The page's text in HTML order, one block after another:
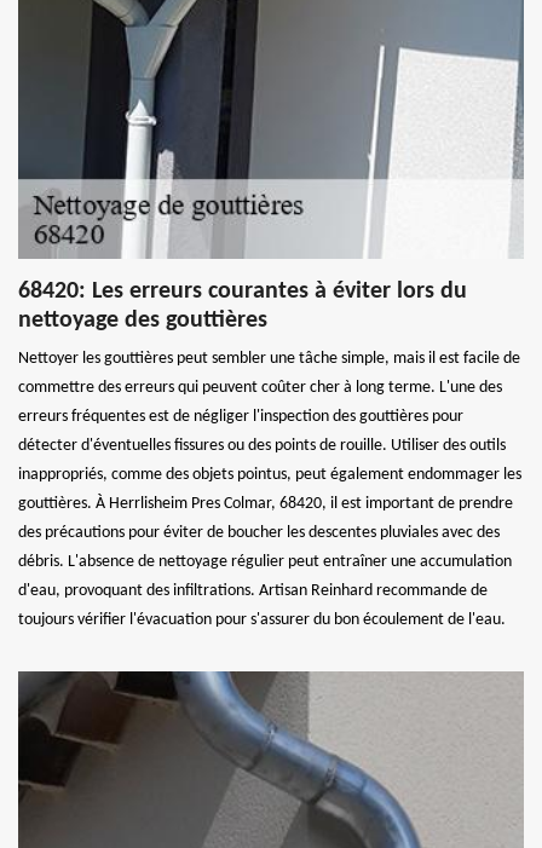
68420: Les erreurs courantes à éviter lors du
nettoyage des gouttières
Nettoyer les gouttières peut sembler une tâche simple, mais il est facile de
commettre des erreurs qui peuvent coûter cher à long terme. L'une des
erreurs fréquentes est de négliger l'inspection des gouttières pour
détecter d'éventuelles fissures ou des points de rouille. Utiliser des outils
inappropriés, comme des objets pointus, peut également endommager les
gouttières. À Herrlisheim Pres Colmar, 68420, il est important de prendre
des précautions pour éviter de boucher les descentes pluviales avec des
débris. L'absence de nettoyage régulier peut entraîner une accumulation
d'eau, provoquant des infiltrations. Artisan Reinhard recommande de
toujours vérifier l'évacuation pour s'assurer du bon écoulement de l'eau.